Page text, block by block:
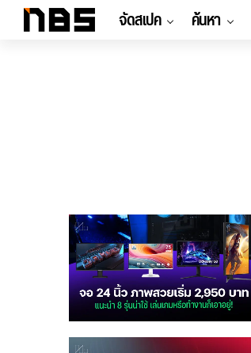
จัดสเปค ค้นหา